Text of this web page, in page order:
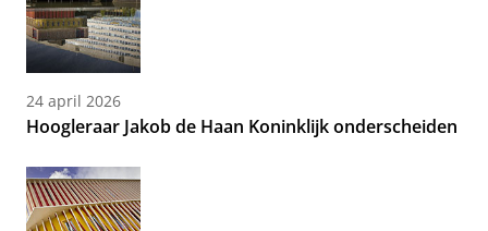
24 april 2026
Hoogleraar Jakob de Haan Koninklijk onderscheiden